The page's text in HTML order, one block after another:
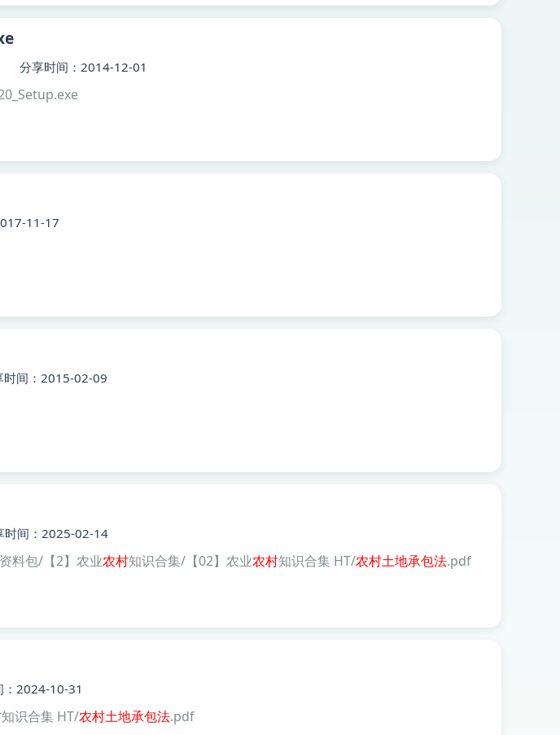
分享时间：2014-12-01
11-17
时间：2015-02-09
时间：2025-02-14
料包/【2】农业农村知识合集/【02】农业农村知识合集 HT/农村土地承包法.pdf
：2024-10-31
知识合集 HT/农村土地承包法.pdf